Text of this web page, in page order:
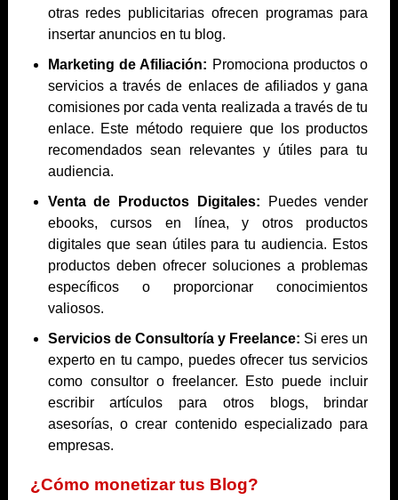
otras redes publicitarias ofrecen programas para
insertar anuncios en tu blog.
Marketing de Afiliación: Promociona productos o
servicios a través de enlaces de afiliados y gana
comisiones por cada venta realizada a través de tu
enlace. Este método requiere que los productos
recomendados sean relevantes y útiles para tu
audiencia.
Venta de Productos Digitales: Puedes vender
ebooks, cursos en línea, y otros productos
digitales que sean útiles para tu audiencia. Estos
productos deben ofrecer soluciones a problemas
específicos o proporcionar conocimientos
valiosos.
Servicios de Consultoría y Freelance: Si eres un
experto en tu campo, puedes ofrecer tus servicios
como consultor o freelancer. Esto puede incluir
escribir artículos para otros blogs, brindar
asesorías, o crear contenido especializado para
empresas.
¿Cómo monetizar tus Blog?